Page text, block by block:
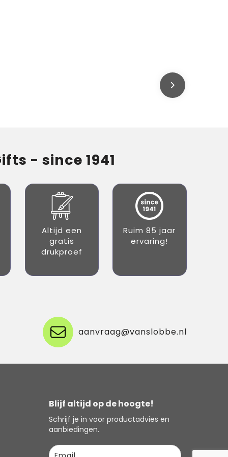
- since 1941
Altijd een
gratis
drukproef
Ruim 85 jaar
ervaring!
aanvraag@vanslobbe.nl
Blijf altijd op de hoogte!
Schrijf je in voor productadvies en
aanbiedingen.